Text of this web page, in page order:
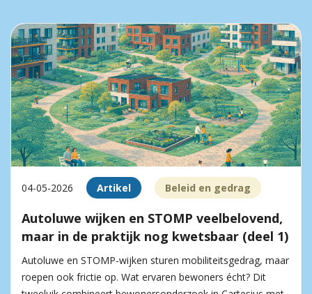
04-05-2026 Artikel Beleid en gedrag
Autoluwe wijken en STOMP veelbelovend,
maar in de praktijk nog kwetsbaar (deel 1)
Autoluwe en STOMP-wijken sturen mobiliteitsgedrag, maar
roepen ook frictie op. Wat ervaren bewoners écht? Dit